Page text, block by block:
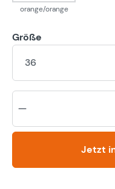
orange/orange
Größe
36
Jetzt